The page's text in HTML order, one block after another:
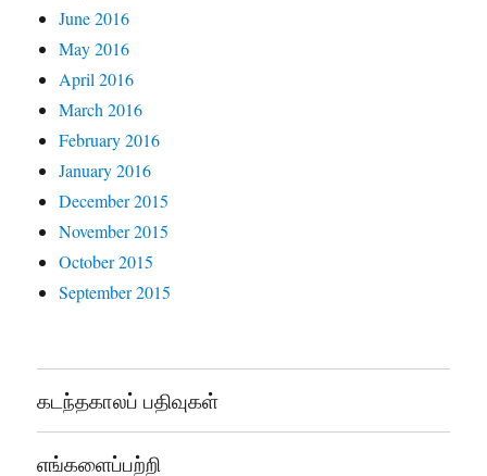
June 2016
May 2016
April 2016
March 2016
February 2016
January 2016
December 2015
November 2015
October 2015
September 2015
கடந்தகாலப் பதிவுகள்
எங்களைப்பற்றி